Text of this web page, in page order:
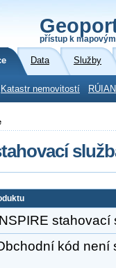
přístup k
Data Služby
Katastr nemovitostí RÚIAN
stahovací
kód není